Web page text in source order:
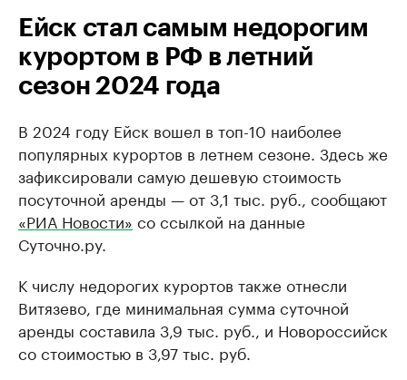
Ейск стал самым недорогим
курортом в РФ в летний
сезон 2024 года
В 2024 году Ейск вошел в топ-10 наиболее
популярных курортов в летнем сезоне. Здесь же
зафиксировали самую дешевую стоимость
посуточной аренды — от 3,1 тыс. руб., сообщают
«РИА Новости» со ссылкой на данные
Суточно.ру.
К числу недорогих курортов также отнесли
Витязево, где минимальная сумма суточной
аренды составила 3,9 тыс. руб., и Новороссийск
со стоимостью в 3,97 тыс. руб.